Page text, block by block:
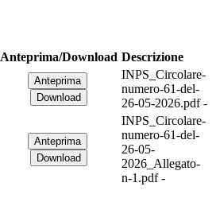
Anteprima/Download Descrizione
INPS_Circolare-
numero-61-del-
26-05-2026.pdf -
INPS_Circolare-
numero-61-del-
26-05-
2026_Allegato-
n-1.pdf -